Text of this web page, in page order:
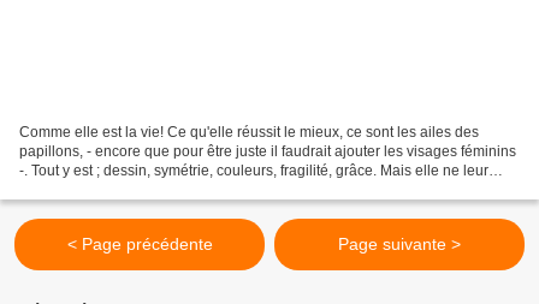
Comme elle est la vie! Ce qu'elle réussit le mieux, ce sont les ailes des
papillons, - encore que pour être juste il faudrait ajouter les visages féminins
-. Tout y est ; dessin, symétrie, couleurs, fragilité, grâce. Mais elle ne leur
< Page précédente Page suivante >